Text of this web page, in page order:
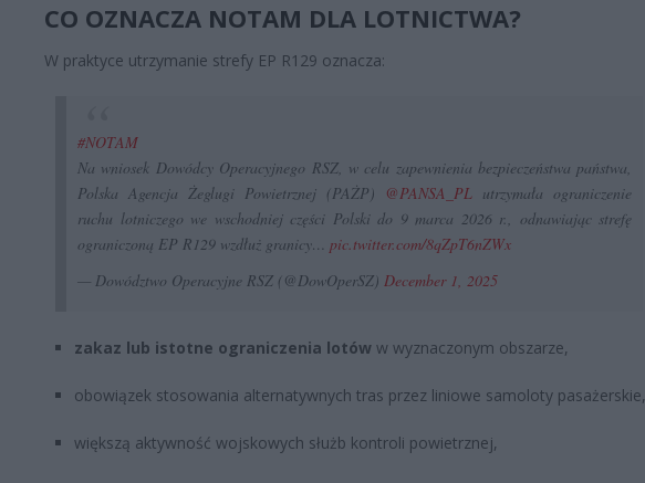
CO OZNACZA NOTAM DLA LOTNICTWA?
W praktyce utrzymanie strefy EP R129 oznacza:
#NOTAM
Na wniosek Dowódcy Operacyjnego RSZ, w celu zapewnienia bezpieczeństwa państwa,
Polska Agencja Żeglugi Powietrznej (PAŻP) @PANSA_PL utrzymała ograniczenie
ruchu lotniczego we wschodniej części Polski do 9 marca 2026 r., odnawiając strefę
ograniczoną EP R129 wzdłuż granicy… pic.twitter.com/8qZpT6nZWx
— Dowództwo Operacyjne RSZ (@DowOperSZ) December 1, 2025
zakaz lub istotne ograniczenia lotóww wyznaczonym obszarze,
obowiązek stosowania alternatywnych tras przez liniowe samoloty pasażerskie,
większą aktywność wojskowych służb kontroli powietrznej,